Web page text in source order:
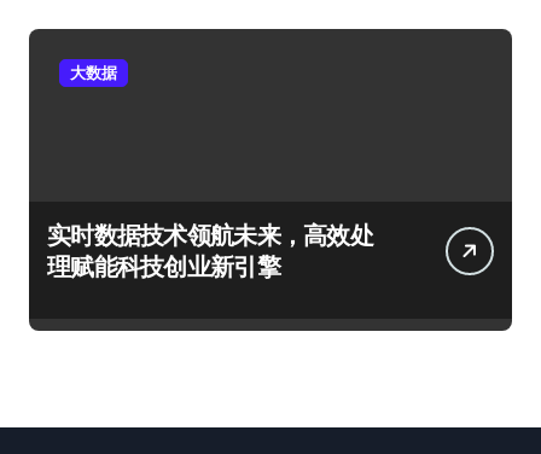
大数据
实时数据技术领航未来，高效处
理赋能科技创业新引擎